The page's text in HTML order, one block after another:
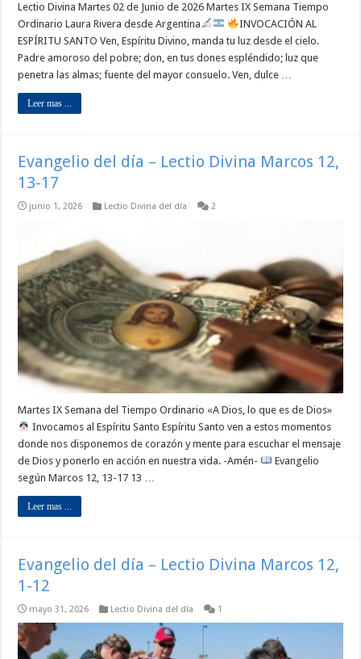
Lectio Divina Martes 02 de Junio de 2026 Martes IX Semana Tiempo
Ordinario Laura Rivera desde Argentina
INVOCACIÓN AL
ESPÍRITU SANTO Ven, Espíritu Divino, manda tu luz desde el cielo.
Padre amoroso del pobre; don, en tus dones espléndido; luz que
penetra las almas; fuente del mayor consuelo. Ven, dulce …
Leer mas ...
Evangelio del día – Lectio Divina Marcos 12,
13-17
junio 1, 2026 Lectio Divina del día 2
Martes IX Semana del Tiempo Ordinario «A Dios, lo que es de Dios»
Invocamos al Espíritu Santo Espíritu Santo ven a estos momentos
donde nos disponemos de corazón y mente para escuchar el mensaje
de Dios y ponerlo en acción en nuestra vida. -Amén-
Evangelio
según Marcos 12, 13-17 13 …
Leer mas ...
Evangelio del día – Lectio Divina Marcos 12,
1-12
mayo 31, 2026 Lectio Divina del día 1